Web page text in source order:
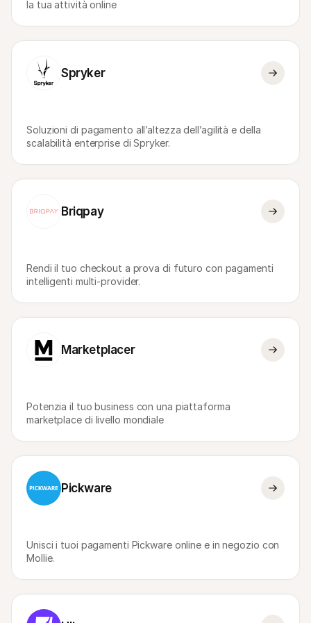
la tua attività online
Spryker
Soluzioni di pagamento all’altezza dell’agilità e della
scalabilità enterprise di Spryker.
Briqpay
Rendi il tuo checkout a prova di futuro con pagamenti
intelligenti multi-provider.
Marketplacer
Potenzia il tuo business con una piattaforma
marketplace di livello mondiale
Pickware
Unisci i tuoi pagamenti Pickware online e in negozio con
Mollie.
Per acquirenti
Contatta vendite
Scopri come possiamo aiutare il tuo business